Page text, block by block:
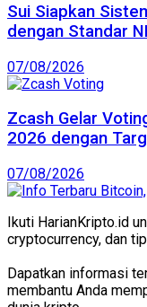
Sui Siapkan
dengan Standar
07/08/2026
Zcash Gelar
2026 dengan
07/08/2026
Ikuti HarianKripto.id
cryptocurrency, dan
Dapatkan informasi
membantu Anda